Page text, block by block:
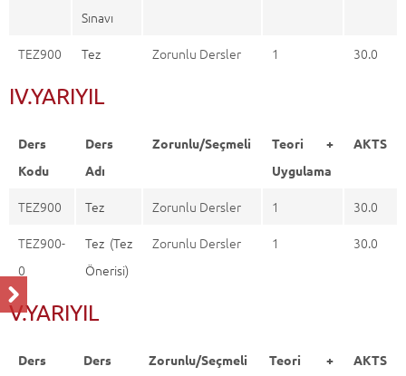
Sınavı
TEZ900 Tez Zorunlu Dersler 1 30.0
IV.YARIYIL
Ders
Kodu
Ders
Adı
Zorunlu/Seçmeli
Teori +
Uygulama
AKTS
TEZ900 Tez Zorunlu Dersler 1
30.0
TEZ900-
0
Tez (Tez
Önerisi)
Zorunlu Dersler 1 30.0
V.YARIYIL
Ders
Ders
Zorunlu/Seçmeli
Teori +
AKTS